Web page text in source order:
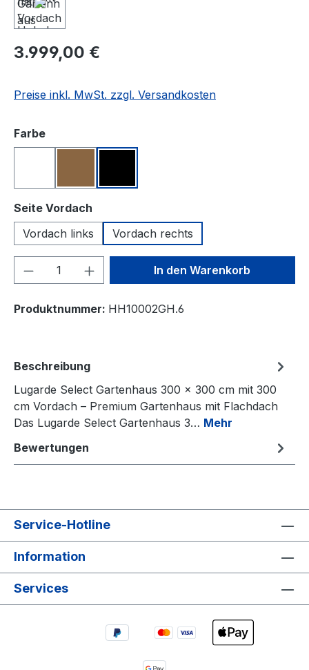
3.999,00 €
Preise inkl. MwSt. zzgl. Versandkosten
Farbeauswählen
Seite Vordach
Vordach links
Vordach rechts
Produkt Anzahl: Gib denIn den Warenkorb
Produktnummer: HH10002GH.6
Beschreibung
Lugarde Select Gartenhaus 300 × 300 cm mit 300
cm Vordach – Premium Gartenhaus mit Flachdach
Das Lugarde Select Gartenhaus 3… Mehr
Bewertungen
Service-Hotline
Information
Services